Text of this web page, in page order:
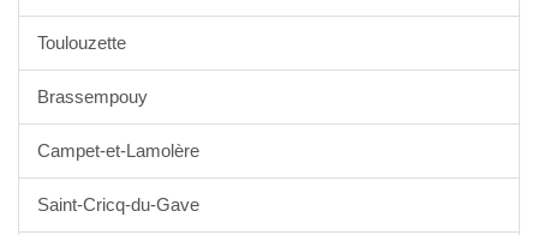
Toulouzette
Brassempouy
Campet-et-Lamolère
Saint-Cricq-du-Gave